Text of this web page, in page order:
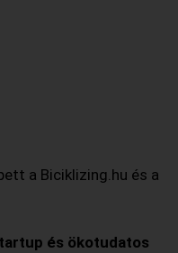
a Biciklizing.hu és a
és ökotudatos